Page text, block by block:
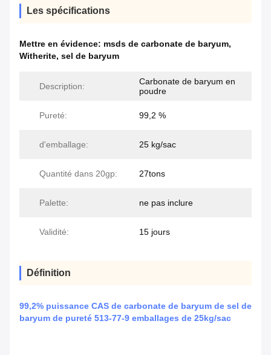
Les spécifications
Mettre en évidence: msds de carbonate de baryum,
Witherite, sel de baryum
Description:
Carbonate de baryum en
poudre
Pureté: 99,2 %
d'emballage: 25 kg/sac
Quantité dans 20gp: 27tons
Palette: ne pas inclure
Validité: 15 jours
Définition
99,2% puissance CAS de carbonate de baryum de sel de
baryum de pureté 513-77-9 emballages de 25kg/sac